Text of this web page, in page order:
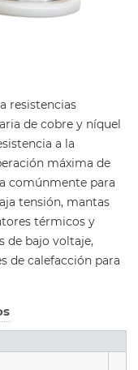
resistencias
de cobre y níquel
a la
máxima de
comúnmente para
tensión, mantas
térmicos y
de bajo voltaje,
de calefacción para